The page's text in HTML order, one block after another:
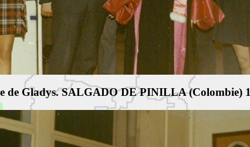
de Gladys. SALGADO DE PINILLA (Colombie) 1